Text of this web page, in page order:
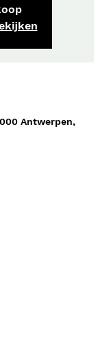
Antwerpen,